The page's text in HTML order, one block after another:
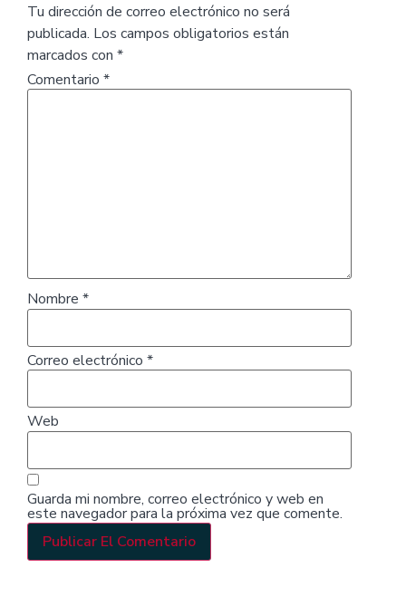
Tu dirección de correo electrónico no será
publicada. Los campos obligatorios están
marcados con *
Comentario *
Nombre *
Correo electrónico *
Web
Guarda mi nombre, correo electrónico y web en
este navegador para la próxima vez que comente.